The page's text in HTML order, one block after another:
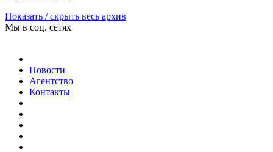
Показать / скрыть весь архив
Мы в соц. сетях
Новости
Агентство
Контакты